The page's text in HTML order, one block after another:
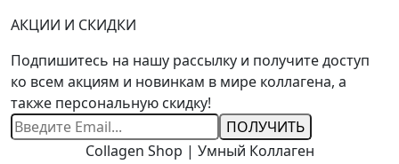
АКЦИИ И СКИДКИ
Подпишитесь на нашу рассылку и получите доступ
ко всем акциям и новинкам в мире коллагена, а
также персональную скидку!
Ваш
Email
Collagen Shop | Умный Коллаген